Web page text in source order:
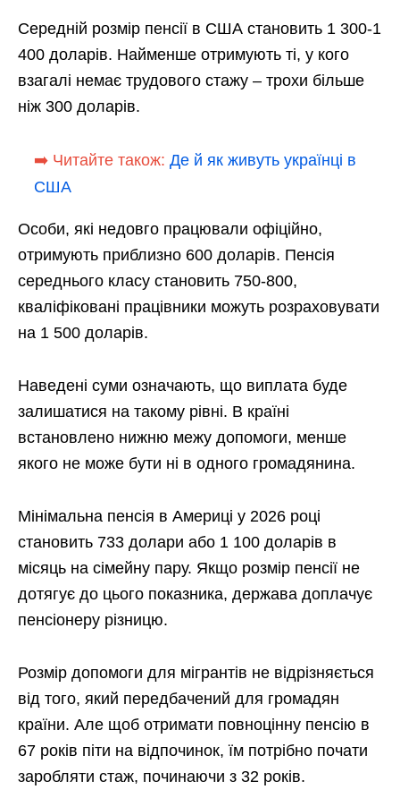
Середній розмір пенсії в США становить 1 300-1
400 доларів. Найменше отримують ті, у кого
взагалі немає трудового стажу – трохи більше
ніж 300 доларів.
➡️ Читайте також: Де й як живуть українці в
США
Особи, які недовго працювали офіційно,
отримують приблизно 600 доларів. Пенсія
середнього класу становить 750-800,
кваліфіковані працівники можуть розраховувати
на 1 500 доларів.
Наведені суми означають, що виплата буде
залишатися на такому рівні. В країні
встановлено нижню межу допомоги, менше
якого не може бути ні в одного громадянина.
Мінімальна пенсія в Америці у 2026 році
становить 733 долари або 1 100 доларів в
місяць на сімейну пару. Якщо розмір пенсії не
дотягує до цього показника, держава доплачує
пенсіонеру різницю.
Розмір допомоги для мігрантів не відрізняється
від того, який передбачений для громадян
країни. Але щоб отримати повноцінну пенсію в
67 років піти на відпочинок, їм потрібно почати
заробляти стаж, починаючи з 32 років.